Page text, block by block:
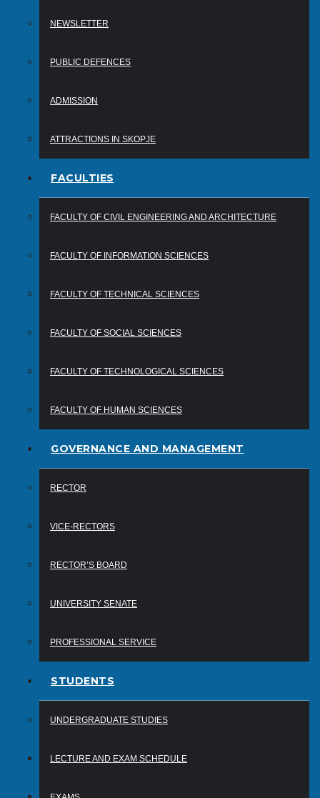
NEWSLETTER
PUBLIC DEFENCES
ADMISSION
ATTRACTIONS IN SKOPJE
FACULTIES
FACULTY OF CIVIL ENGINEERING AND ARCHITECTURE
FACULTY OF INFORMATION SCIENCES
FACULTY OF TECHNICAL SCIENCES
FACULTY OF SOCIAL SCIENCES
FACULTY OF TECHNOLOGICAL SCIENCES
FACULTY OF HUMAN SCIENCES
GOVERNANCE AND MANAGEMENT
RECTOR
VICE-RECTORS
RECTOR’S BOARD
UNIVERSITY SENATE
PROFESSIONAL SERVICE
STUDENTS
UNDERGRADUATE STUDIES
LECTURE AND EXAM SCHEDULE